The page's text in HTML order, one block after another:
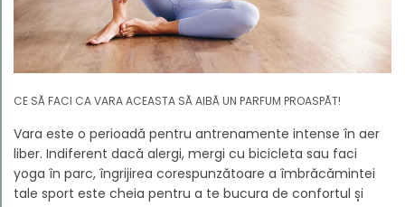
CE SĂ FACI CA VARA ACEASTA SĂ AIBĂ UN PARFUM PROASPĂT!
Vara este o perioadă pentru antrenamente intense în aer
liber. Indiferent dacă alergi, mergi cu bicicleta sau faci
yoga în parc, îngrijirea corespunzătoare a îmbrăcămintei
tale sport este cheia pentru a te bucura de confortul și